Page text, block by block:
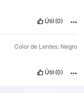
Útil (0)
Color de Lentes: Negro
Útil (0)